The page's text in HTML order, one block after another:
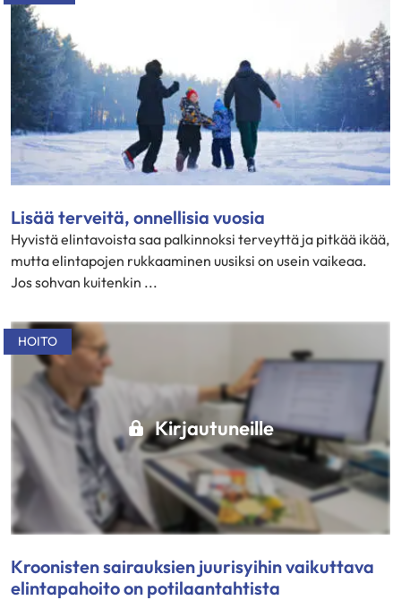
Lisää terveitä, onnellisia vuosia
Hyvistä elintavoista saa palkinnoksi terveyttä ja pitkää ikää,
mutta elintapojen rukkaaminen uusiksi on usein vaikeaa.
Jos sohvan kuitenkin ...
Kirjautuneille
HOITO
Kroonisten sairauksien juurisyihin vaikuttava
elintapahoito on potilaantahtista